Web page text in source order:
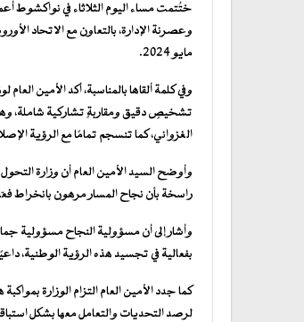
ختُتمت مساء اليوم الثلاثاء في نواكشوط
وعصرنة الإدارة، بالتعاون مع الاتحاد
مايو 2024.
وفي كلمة ألقاها بالمناسبة، أكد الأمين
تشخيصٍ دقيق ومقاربةٍ تشاركية شاملة،
الغزواني، كما تنسجم تمامًا مع الرؤية
وأوضح السيد الأمين العام أن وزارة
راسخة بأن نجاح المسار مرهون بانخراط
وأشار إلى أن مسؤولية النجاح مسؤولية
بفعالية في تجسيد هذه الرؤية الوطنية،
كما جدد الأمين العام التزام الوزارة
لرصد التحديات والتعامل معها بشكل